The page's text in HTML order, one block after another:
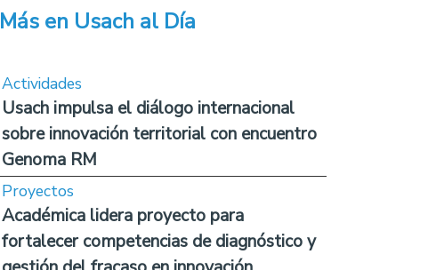
Más en Usach al Día
Actividades
Usach impulsa el diálogo internacional
sobre innovación territorial con encuentro
Genoma RM
Proyectos
Académica lidera proyecto para
fortalecer competencias de diagnóstico y